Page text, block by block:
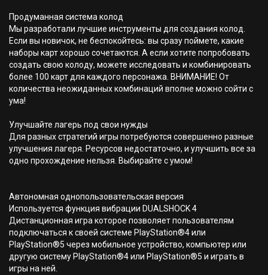
Продуманная система колод
Мы разработали лучшие инструменты для создания колод.
Если вы новичок, не беспокойтесь: вы сразу поймете, какие
наборы карт хорошо сочетаются. А если хотите попробовать
создать свою колоду, можете исследовать и комбинировать
более 100 карт для каждого персонажа. ВНИМАНИЕ! От
количества неожиданных комбинаций вполне можно сойти с
ума!
Улучшайте лагерь под свои нужды
Для разных стратегий игры потребуются совершенно разные
улучшения лагеря. Ресурсов недостаточно, и улучшить все за
одно прохождение нельзя. Выбирайте с умом!
Автономная однопользовательская версия
Используется функция вибрации DUALSHOCK 4
Дистанционная игра которое позволяет пользователям
подключаться к своей системе PlayStation®4 или
PlayStation®5 через мобильное устройство, компьютер или
другую систему PlayStation®4 или PlayStation®5 и играть в
игры на ней.